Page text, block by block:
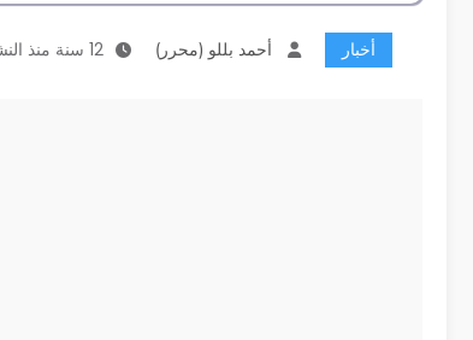
أخبار أحمد بللو (محرر) 12 سنة منذ النشر